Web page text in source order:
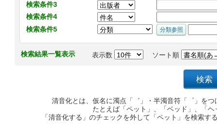
検索条件3
検索条件4
検索条件5
検索結果一覧表示 表示数 ソート順
清音化とは、仮名に濁点「゛」・半濁音符「゜」を
たとえば「ペット」、「ベッド」、「
「清音化する」のチェックを外して「ペット」を検索